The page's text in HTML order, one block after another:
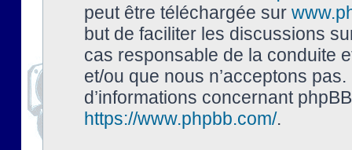
peut être téléchargée sur
but de faciliter les discussions
cas responsable de la conduite
et/ou que nous n’acceptons
d’informations concernant
https://www.phpbb.com/.